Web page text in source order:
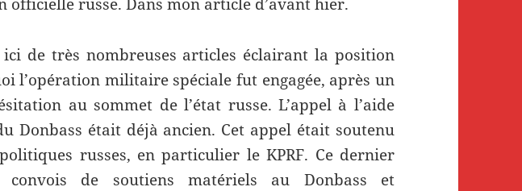
de très nombreuses articles éclairant la position
l’opération militaire spéciale fut engagée, après un
au sommet de l’état russe. L’appel à l’aide
Donbass était déjà ancien. Cet appel était soutenu
russes, en particulier le KPRF. Ce dernier
convois de soutiens matériels au Donbass et